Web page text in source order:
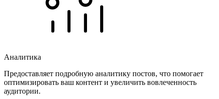
Аналитика
Предоставляет подробную аналитику постов, что помогает
оптимизировать ваш контент и увеличить вовлеченность
аудитории.